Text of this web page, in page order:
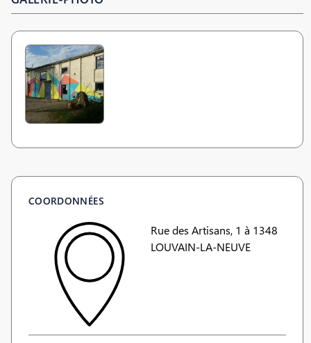
COORDONNÉES
Rue des Artisans, 1 à 1348
LOUVAIN-LA-NEUVE